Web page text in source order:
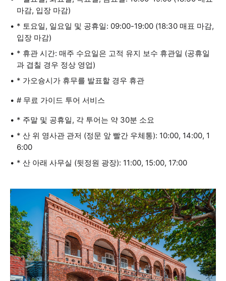
마감, 입장 마감)
* 토요일, 일요일 및 공휴일: 09:00-19:00 (18:30 매표 마감,
입장 마감)
* 휴관 시간: 매주 수요일은 고적 유지 보수 휴관일 (공휴일
과 겹칠 경우 정상 영업)
* 가오슝시가 휴무를 발표할 경우 휴관
# 무료 가이드 투어 서비스
* 주말 및 공휴일, 각 투어는 약 30분 소요
* 산 위 영사관 관저 (정문 앞 빨간 우체통): 10:00, 14:00, 1
6:00
* 산 아래 사무실 (뒷정원 광장): 11:00, 15:00, 17:00